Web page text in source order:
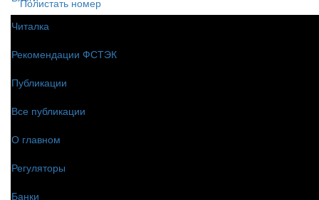
Читалка
Рекомендации ФСТЭК
Публикации
Все публикации
О главном
Регуляторы
Банки